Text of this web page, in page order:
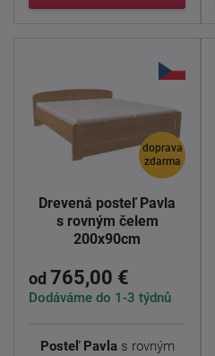
doprava
zdarma
Drevená posteľ Pavla
s rovným čelem
200x90cm
od 765,00 €
Dodáváme do 1-3 týdnů
Posteľ Pavlas rovným